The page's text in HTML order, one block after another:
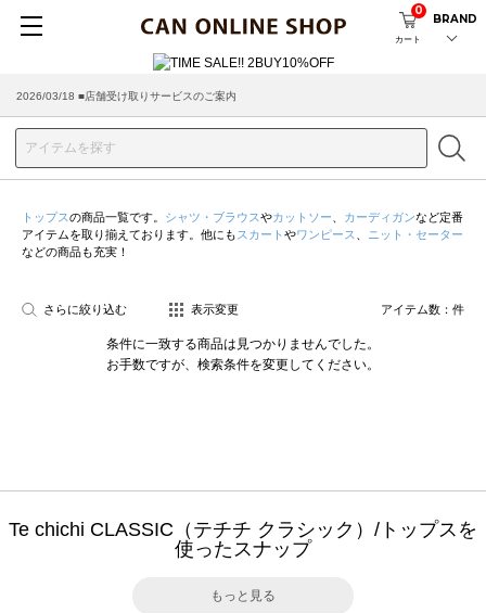
カート
0
BRAND
2026/03/18 ■店舗受け取りサービスのご案内
トップスの商品一覧です。 シャツ・ブラウスやカットソー カーディガンなど定番
アイテムを取り揃えております。他にも スカート やワンピース
ニット・セーター
などの商品も充実！
さらに絞り込む 表示変更 アイテム数： 件
条件に一致する商品は見つかりませんでした。
お手数ですが、検索条件を変更してください。
Te chichi CLASSIC（テチチ クラシック）/トップスを
使ったスナップ
もっと見る